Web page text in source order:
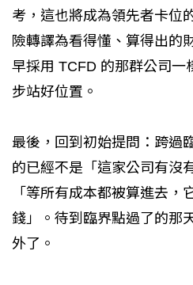
考，這也將成為領先者卡位
險轉譯為看得懂、算得出的
早採用 TCFD 的那群公司一
步站好位置。
最後，回到初始提問：跨過
的已經不是「這家公司有沒
「等所有成本都被算進去，
錢」。待到臨界點過了的那
外了。